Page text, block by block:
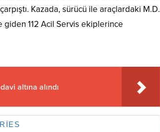
Kazada, sürücü ile araçlardaki M.D.
giden 112 Acil Servis ekiplerince
altına alındı